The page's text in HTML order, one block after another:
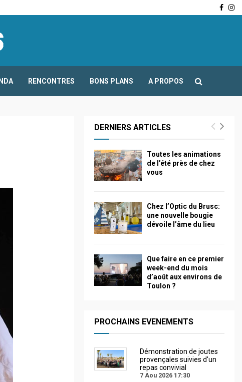
RENCONTRES BONS PLANS A PROPOS
DERNIERS ARTICLES
Toutes les animations
de l’été près de chez
vous
Chez l’Optic du Brusc:
une nouvelle bougie
dévoile l’âme du lieu
Que faire en ce premier
week-end du mois
d’août aux environs de
Toulon ?
PROCHAINS EVENEMENTS
Démonstration de joutes
provençales suivies d'un
repas convivial
7 Aou 2026 17:30